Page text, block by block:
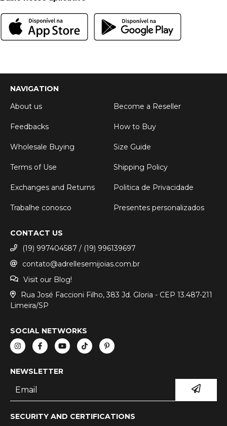
NAVIGATION
About us
Become a Reseller
Feedbacks How to Buy
Wholesale Buying Size Guide
Terms of Use Shipping Policy
Exchanges and Returns Politica de Privacidade
Trabalhe conosco Presentes personalizados
CONTACT US
(19) 997404587 / (19) 996139697
contato@adrellesemijoias.com.br
Visit our Blog!
Rua José Faccioni Filho, 383 Jd. Gloria - CEP 13.487-211
Limeira/SP
SOCIAL NETWORKS
NEWSLETTER
SECURITY AND CERTIFICATIONS